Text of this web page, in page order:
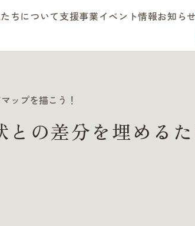
ちについて支援事業イベント情報お知らせ
ップを描こう！
の差分を埋める